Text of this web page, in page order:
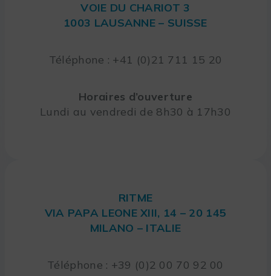
VOIE DU CHARIOT 3
1003 LAUSANNE – SUISSE
Téléphone : +41 (0)21 711 15 20
Horaires d’ouverture
Lundi au vendredi de 8h30 à 17h30
RITME
VIA PAPA LEONE XIII, 14 – 20 145
MILANO – ITALIE
Téléphone : +39 (0)2 00 70 92 00